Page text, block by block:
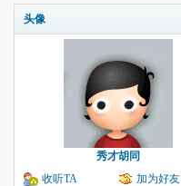
头像
秀才胡同
收听TA
加为好友